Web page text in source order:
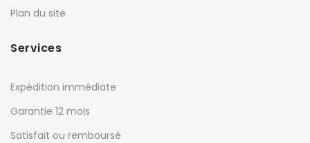
Plan du site
Services
Expédition immédiate
Garantie 12 mois
Satisfait ou remboursé